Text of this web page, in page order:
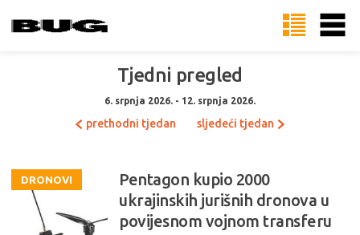
Tjedni pregled
6. srpnja 2026. - 12. srpnja 2026.
prethodni tjedan sljedeći tjedan
DRONOVI
Pentagon kupio 2000
ukrajinskih jurišnih dronova u
povijesnom vojnom transferu